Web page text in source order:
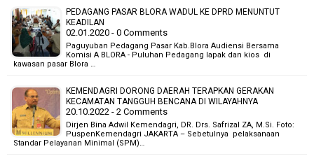
PEDAGANG PASAR BLORA WADUL KE DPRD MENUNTUT
KEADILAN
02.01.2020 - 0 Comments
Paguyuban Pedagang Pasar Kab.Blora Audiensi Bersama
Komisi A BLORA - Puluhan Pedagang lapak dan kios di
kawasan pasar Blora …
KEMENDAGRI DORONG DAERAH TERAPKAN GERAKAN
KECAMATAN TANGGUH BENCANA DI WILAYAHNYA
20.10.2022 - 2 Comments
Dirjen Bina Adwil Kemendagri, DR. Drs. Safrizal ZA, M.Si. Foto:
PuspenKemendagri JAKARTA – Sebetulnya pelaksanaan
Standar Pelayanan Minimal (SPM)…